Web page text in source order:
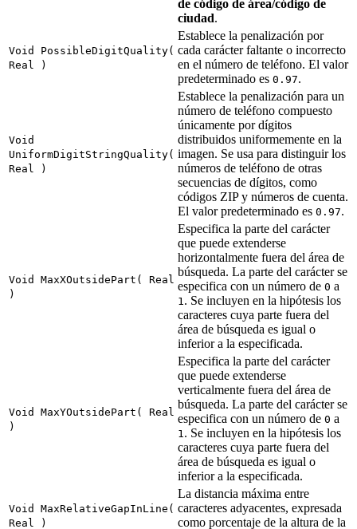
de código de área/código de
ciudad.
Void PossibleDigitQuality(
Real )
Establece la penalización por
cada carácter faltante o incorrecto
en el número de teléfono. El valor
predeterminado es 0.97.
Void
UniformDigitStringQuality(
Real )
Establece la penalización para un
número de teléfono compuesto
únicamente por dígitos
distribuidos uniformemente en la
imagen. Se usa para distinguir los
números de teléfono de otras
secuencias de dígitos, como
códigos ZIP y números de cuenta.
El valor predeterminado es 0.97.
Void MaxXOutsidePart( Real
)
Especifica la parte del carácter
que puede extenderse
horizontalmente fuera del área de
búsqueda. La parte del carácter se
especifica con un número de 0 a
1. Se incluyen en la hipótesis los
caracteres cuya parte fuera del
área de búsqueda es igual o
inferior a la especificada.
Void MaxYOutsidePart( Real
)
Especifica la parte del carácter
que puede extenderse
verticalmente fuera del área de
búsqueda. La parte del carácter se
especifica con un número de 0 a
1. Se incluyen en la hipótesis los
caracteres cuya parte fuera del
área de búsqueda es igual o
inferior a la especificada.
Void MaxRelativeGapInLine(
Real )
La distancia máxima entre
caracteres adyacentes, expresada
como porcentaje de la altura de la